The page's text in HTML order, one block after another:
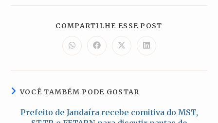
COMPARTILHE ESSE POST
Abre
em
nova
Abre
em
nova
Abre
em
nova
Abre
em
nova
VOCÊ TAMBÉM PODE GOSTAR
Prefeito de Jandaíra recebe comitiva do MST,